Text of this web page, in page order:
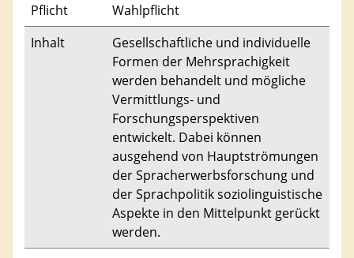
Pflicht
Wahlpflicht
Inhalt
Gesellschaftliche und individuelle
Formen der Mehrsprachigkeit
werden behandelt und mögliche
Vermittlungs- und
Forschungsperspektiven
entwickelt. Dabei können
ausgehend von Hauptströmungen
der Spracherwerbsforschung und
der Sprachpolitik soziolinguistische
Aspekte in den Mittelpunkt gerückt
werden.